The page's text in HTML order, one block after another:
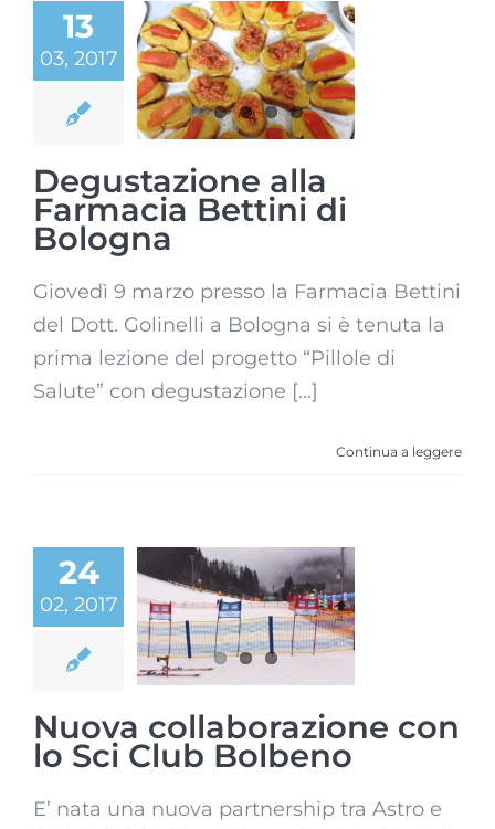
13
03, 2017
Degustazione
alla Farmacia
Bettini di
Bologna
Degustazione alla
Farmacia Bettini di
Bologna
Giovedì 9 marzo presso la Farmacia Bettini
del Dott. Golinelli a Bologna si è tenuta la
prima lezione del progetto “Pillole di
Salute” con degustazione [...]
Continua a leggere
24
02, 2017
Nuova
collaborazione
con lo Sci Club
Bolbeno
Nuova collaborazione con
lo Sci Club Bolbeno
E’ nata una nuova partnership tra Astro e